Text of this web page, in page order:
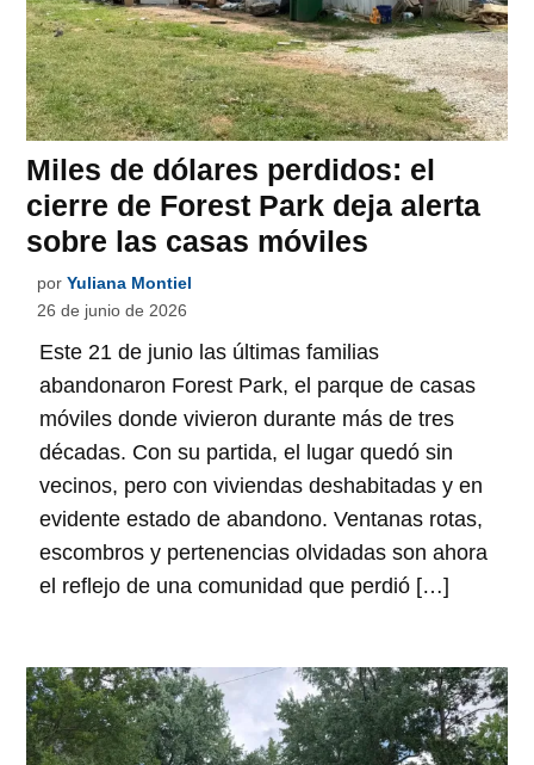
Miles de dólares perdidos: el
cierre de Forest Park deja alerta
sobre las casas móviles
por Yuliana Montiel
26 de junio de 2026
Este 21 de junio las últimas familias
abandonaron Forest Park, el parque de casas
móviles donde vivieron durante más de tres
décadas. Con su partida, el lugar quedó sin
vecinos, pero con viviendas deshabitadas y en
evidente estado de abandono. Ventanas rotas,
escombros y pertenencias olvidadas son ahora
el reflejo de una comunidad que perdió […]